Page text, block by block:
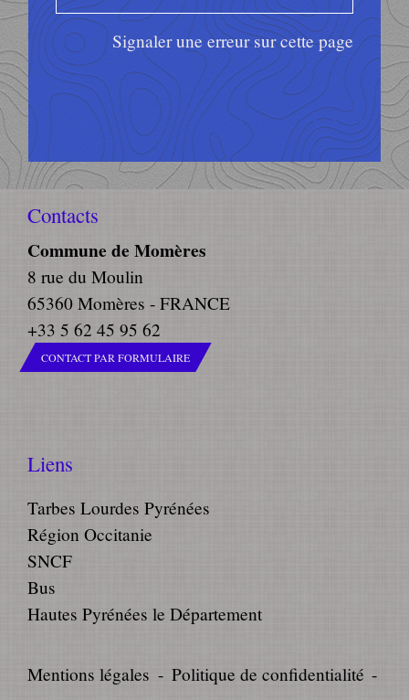
Signaler une erreur sur cette page
Contacts
Commune de Momères
8 rue du Moulin
65360 Momères - FRANCE
+33 5 62 45 95 62
CONTACT PAR FORMULAIRE
Liens
Tarbes Lourdes Pyrénées
Région Occitanie
SNCF
Bus
Hautes Pyrénées le Département
Mentions légales - Politique de confidentialité -